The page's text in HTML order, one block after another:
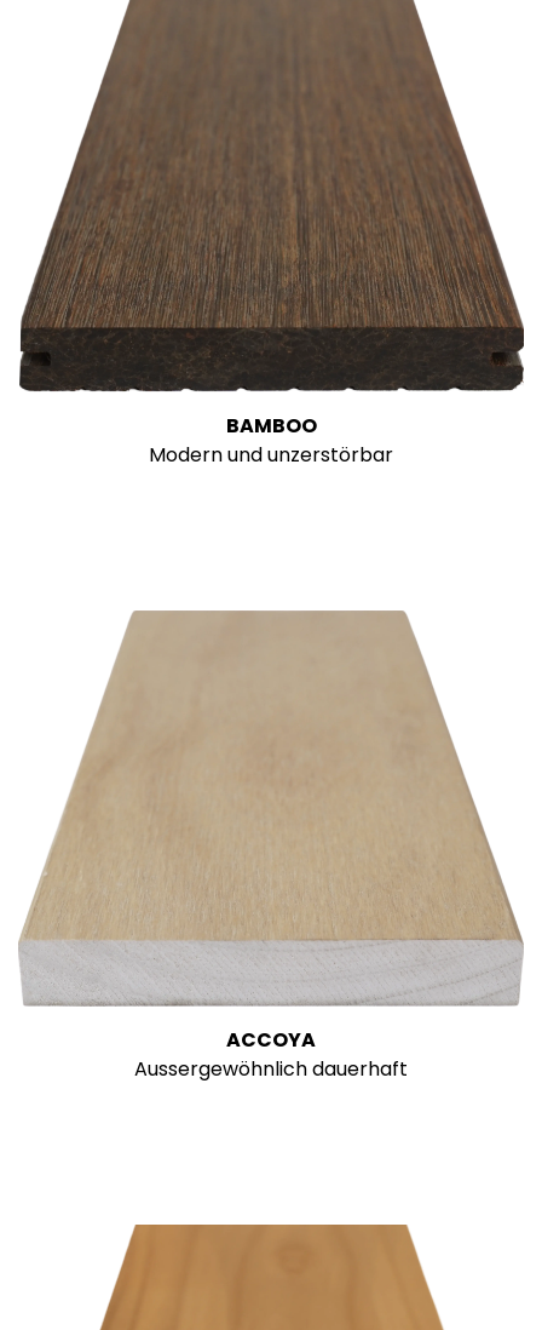
BAMBOO
Modern und unzerstörbar
ACCOYA
Aussergewöhnlich dauerhaft